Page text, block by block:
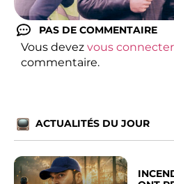
PAS DE COMMENTAIRE
Vous devez vous connecter
commentaire.
ACTUALITÉS DU JOUR